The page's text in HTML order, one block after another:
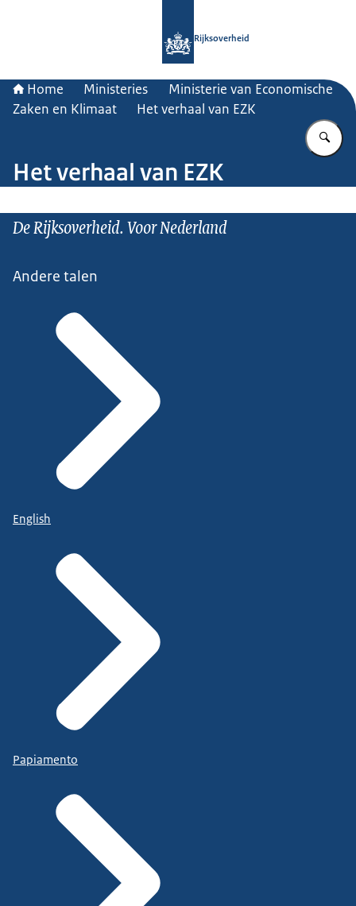
Rijksoverheid
Home Ministeries
Ministerie van Economische
Zaken en Klimaat
Het verhaal van EZK
Het verhaal van EZK
De Rijksoverheid. Voor Nederland
Andere talen
English
Papiamento